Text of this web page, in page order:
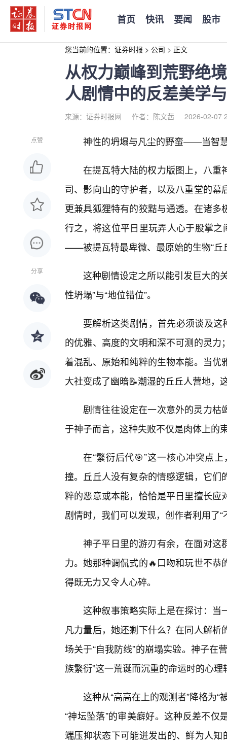
首页 快讯 要闻 股市
您当前的位置： 证券时报 > 公司 > 正文
从权力巅峰到荒野绝
人剧情中的反差美学
来源：证券时报网 作者：陈文茜 2026-02-07
点赞
分享
神性的坍塌与凡尘的野蛮——当智
在提瓦特大陆的权力版图上，八重
司、影向山的守护者，以及八重堂的
更兼具狐狸特有的狡黠与通透。在诸
行之，将这位平日里玩弄人心于股掌
——被提瓦特最卑微、最原始的生物“丘
这种剧情设定之所以能引发巨大的
性坍塌”与“地位错位”。
要解析这类剧情，首先必须谈及这
的优雅、高度的文明和深不可测的灵
着混乱、原始和纯粹的生物本能。当
大社变成了幽暗📝潮湿的丘丘人营地，
剧情往往设定在一次意外的灵力
于神子而言，这种失败不仅是肉体上的
在“繁衍后代🎯”这一核心冲突点
撞。丘丘人没有复杂的情感逻辑，它
粹的恶意或本能，恰恰是平日里擅长
剧情时，我们可以发现，创作者利用了
神子平日里的游刃有余，在面对这
力。她那种调侃式的🔥口吻和玩世不
得既无力又令人心碎。
这种叙事策略实际上是在探讨：当
凡力量后，她还剩下什么？在同人解
场关于“自我防线”的崩塌实验。神子在
族繁衍”这一荒诞而沉重的命运时的心
这种从“高高在上的观测者”降格为
“神坛坠落”的审美癖好。这种反差不
端压抑状态下可能迸发出的、鲜为人